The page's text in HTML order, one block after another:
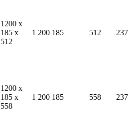
1200 x
185 x
512
1 200 185 512 237
1200 x
185 x
558
1 200 185 558 237